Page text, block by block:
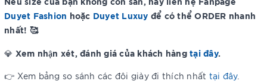
Duyet Fashion hoặc Duyet Luxuy để có thể ORDER nhanh
nhất! 🥰
💎 Xem nhận xét, đánh giá của khách hàng tại đây.
👉 Xem bảng so sánh các đôi giày đi thích nhất tại đây.